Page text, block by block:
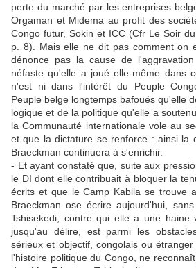
perte du marché par les entreprises
Orgaman et Midema au profit des
Congo futur, Sokin et ICC (Cfr Le Soir
p. 8). Mais elle ne dit pas comment on
dénonce pas la cause de
néfaste qu'elle a joué elle-même dans
n'est ni dans l'intérêt du Peuple
Peuple belge longtemps bafoués qu'elle
logique et de la politique qu'elle a
la Communauté internationale vole au
et que la dictature se renforce : ainsi la
Braeckman continuera à s'enrichir.
- Et ayant constaté que, suite aux
le DI dont elle contribuait à bloquer la
écrits et que le Camp Kabila se trouve
Braeckman ose écrire aujourd'hui,
Tshisekedi, contre qui elle a une haine
jusqu'au délire, est parmi les
sérieux et objectif, congolais ou
l'histoire politique du Congo, ne